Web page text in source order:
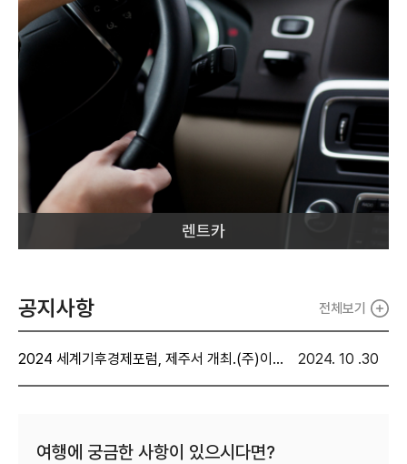
렌트카
공지사항 전체보기
2024 세계기후경제포럼, 제주서 개최.(주)이색투어.(보도자료) 2024. 10 .30
여행에 궁금한 사항이 있으시다면?